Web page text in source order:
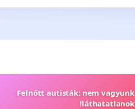
Felnőtt autisták: nem vagyunk
láthatatlanok!